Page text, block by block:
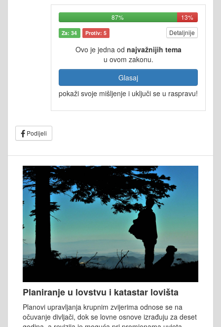
87% 13%
Za: 34 Protiv: 5 Detaljnije
Ovo je jedna od najvažnijih tema
u ovom zakonu.
Glasaj
pokaži svoje mišljenje i uključi se u raspravu!
Podijeli
Planiranje u lovstvu i katastar lovišta
Planovi upravljanja krupnim zvijerima odnose se na
očuvanje divljači, dok se lovne osnove izrađuju za deset